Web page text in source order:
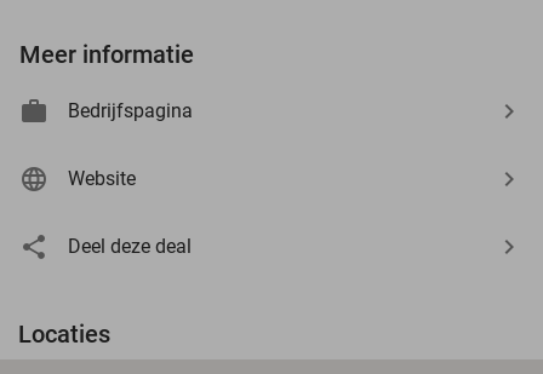
Meer informatie
Bedrijfspagina
Website
Deel deze deal
Locaties